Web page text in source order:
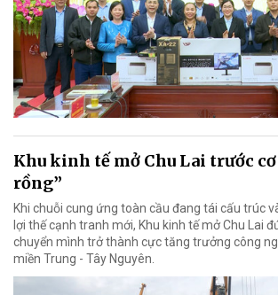
Khu kinh tế mở Chu Lai trước
rồng”
Khi chuỗi cung ứng toàn cầu đang tái cấu trúc
lợi thế cạnh tranh mới, Khu kinh tế mở Chu Lai
chuyển mình trở thành cực tăng trưởng công
miền Trung - Tây Nguyên.